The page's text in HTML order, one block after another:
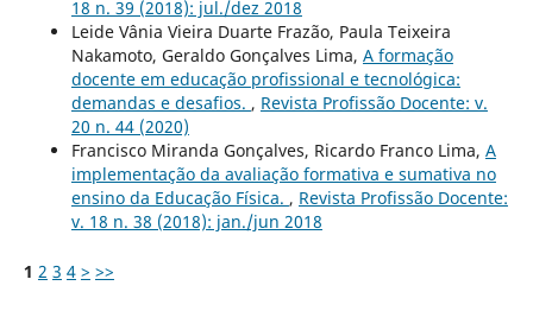
18 n. 39 (2018): jul./dez 2018
Leide Vânia Vieira Duarte Frazão, Paula Teixeira
Nakamoto, Geraldo Gonçalves Lima, A formação
docente em educação profissional e tecnológica:
demandas e desafios. , Revista Profissão Docente: v.
20 n. 44 (2020)
Francisco Miranda Gonçalves, Ricardo Franco Lima, A
implementação da avaliação formativa e sumativa no
ensino da Educação Física. , Revista Profissão Docente:
v. 18 n. 38 (2018): jan./jun 2018
1 2 3 4 > >>